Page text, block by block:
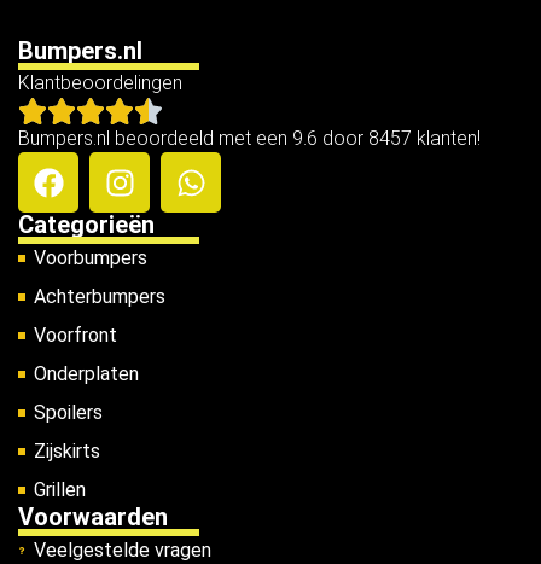
Bumpers.nl
Klantbeoordelingen
Bumpers.nl beoordeeld met een 9.6 door 8457 klanten!
Categorieën
Voorbumpers
Achterbumpers
Voorfront
Onderplaten
Spoilers
Zijskirts
Grillen
Voorwaarden
Veelgestelde vragen